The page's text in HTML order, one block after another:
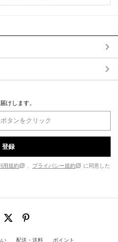
けします。
登録
用規約 、 プライバシー規約
に同意した
配送・送料 ポイント